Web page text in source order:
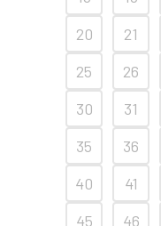
20
21
25
26
30
31
35
36
40
41
45
46